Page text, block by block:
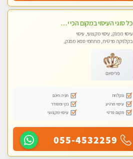
כל סוגי העיסוי במקום הכי יפה בעיר בהתחייבות - עיסוי מקצועי איכותי ומפנק.
עיסוי מפנק, עיסוי מקצועי, עיסוי
בקלניקה פרטית, מתחמי ספא מפנק,
פרימיום
מקלחת
חניה חינם
עיסוי מרגיע
נקי ומסודר
מקום פרטי
עיסוי מקצועי
055-4532259